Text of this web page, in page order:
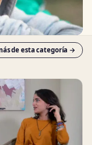
de esta categoría →